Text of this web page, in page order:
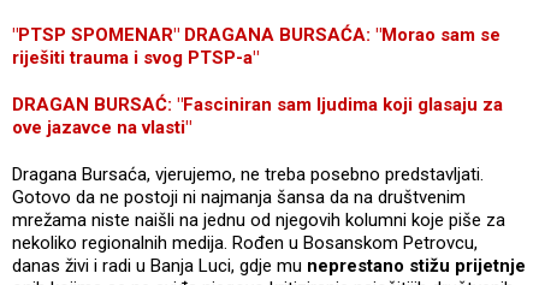
"PTSP SPOMENAR" DRAGANA BURSAĆA: "Morao sam se
riješiti trauma i svog PTSP-a"
DRAGAN BURSAĆ: "Fasciniran sam ljudima koji glasaju za
ove jazavce na vlasti"
Dragana Bursaća, vjerujemo, ne treba posebno predstavljati.
Gotovo da ne postoji ni najmanja šansa da na društvenim
mrežama niste naišli na jednu od njegovih kolumni koje piše za
nekoliko regionalnih medija. Rođen u Bosanskom Petrovcu,
danas živi i radi u Banja Luci, gdje mu neprestano stižu prijetnje